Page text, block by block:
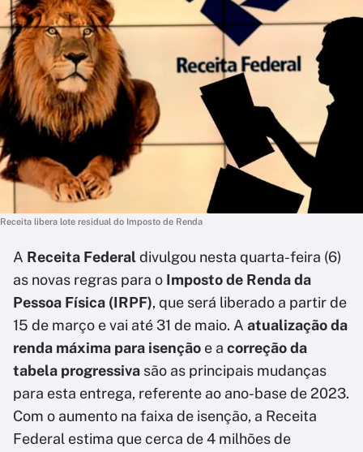
Receita libera lote residual do Imposto de Renda
A Receita Federaldivulgou nesta quarta-feira (6)
as novas regras para o Imposto de Renda da
Pessoa Física (IRPF), que será liberado a partir de
15 de março e vai até 31 de maio. A atualização da
renda máxima para isenção e a correção da
tabela progressiva são as principais mudanças
para esta entrega, referente ao ano-base de 2023.
Com o aumento na faixa de isenção, a Receita
Federal estima que cerca de 4 milhões de